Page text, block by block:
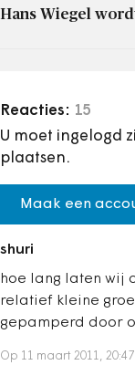
Hans Wiegel
Reacties: 15
U moet ingelogd
plaatsen.
Maak een
shuri
hoe lang laten wij
relatief kleine
gepamperd door
Op 11 maart 2011, 20:47